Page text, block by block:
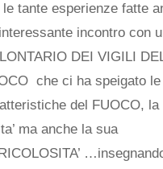
le tante esperienze fatte
incontro con
DEI VIGILI
che ci ha speigato le
del FUOCO, la
ma anche la sua